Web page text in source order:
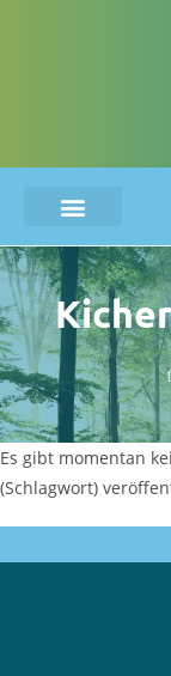
Es gibt momentan
(Schlagwort)